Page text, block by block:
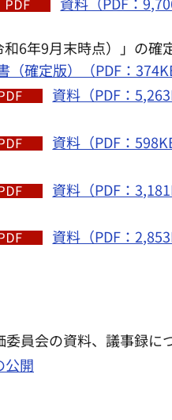
6年9月末時点）」の
確定版）（PDF：
資料（PDF：
資料（PDF：
資料（PDF：
資料（PDF：
員会の資料、議事録
公開